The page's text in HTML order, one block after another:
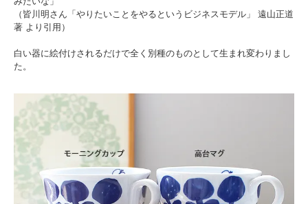
（皆川明さん「やりたいことをやるというビジネスモデル」 遠山正道
著 より引用）
白い器に絵付けされるだけで全く別種のものとして生まれ変わりまし
た。